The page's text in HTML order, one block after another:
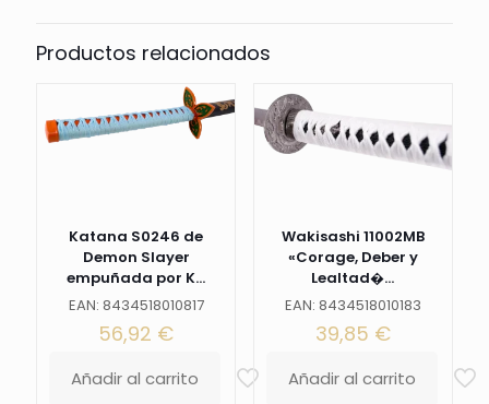
Productos relacionados
Katana S0246 de
Demon Slayer
empuñada por K...
EAN: 8434518010817
56,92 €
Añadir al carrito
Wakisashi 11002MB
«Corage, Deber y
Lealtad�...
EAN: 8434518010183
39,85 €
Añadir al carrito